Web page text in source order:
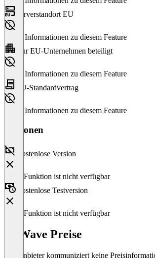
Serverstandort EU
Keine Informationen zu diesem Feature
Nur EU-Unternehmen beteiligt
Keine Informationen zu diesem Feature
EU-Standardvertrag
Keine Informationen zu diesem Feature
Versionen
Kostenlose Version
Diese Funktion ist nicht verfügbar
Kostenlose Testversion
Diese Funktion ist nicht verfügbar
UpWave Preise
Der Anbieter kommuniziert keine